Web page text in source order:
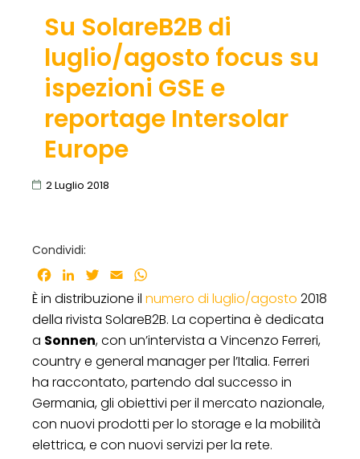
Su SolareB2B di
luglio/agosto focus su
ispezioni GSE e
reportage Intersolar
Europe
2 Luglio 2018
Condividi:
Facebook
LinkedInTwitter
Email
È in distribuzione il numero di luglio/agosto 2018
della rivista SolareB2B. La copertina è dedicata
a Sonnen, con un’intervista a Vincenzo Ferreri,
country e general manager per l’Italia. Ferreri
ha raccontato, partendo dal successo in
Germania, gli obiettivi per il mercato nazionale,
con nuovi prodotti per lo storage e la mobilità
elettrica, e con nuovi servizi per la rete.